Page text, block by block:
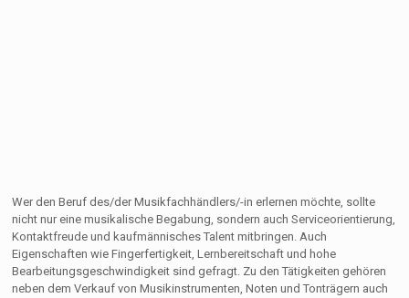
Wer den Beruf des/der Musikfachhändlers/-in erlernen möchte, sollte
nicht nur eine musikalische Begabung, sondern auch Serviceorientierung,
Kontaktfreude und kaufmännisches Talent mitbringen. Auch
Eigenschaften wie Fingerfertigkeit, Lernbereitschaft und hohe
Bearbeitungsgeschwindigkeit sind gefragt. Zu den Tätigkeiten gehören
neben dem Verkauf von Musikinstrumenten, Noten und Tonträgern auch